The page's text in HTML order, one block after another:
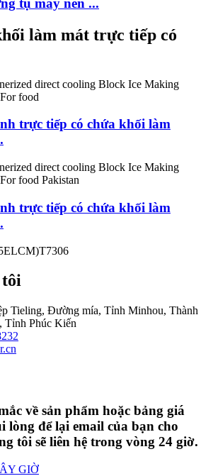
tụ máy nén ...
làm mát trực tiếp có
trực tiếp có chứa khối làm
trực tiếp có chứa khối làm
tôi
Tieling, Đường mía, Tỉnh Minhou, Thành
Tỉnh Phúc Kiến
về sản phẩm hoặc bảng giá
lòng để lại email của bạn cho
tôi sẽ liên hệ trong vòng 24 giờ.
GIỜ